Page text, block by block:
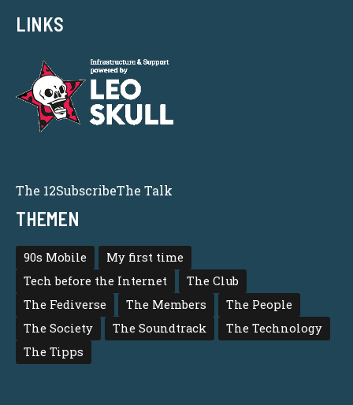
LINKS
The 12SubscribeThe Talk
THEMEN
90s Mobile
My first time
Tech before the Internet
The Club
The Fediverse
The Members
The People
The Society
The Soundtrack
The Technology
The Tipps